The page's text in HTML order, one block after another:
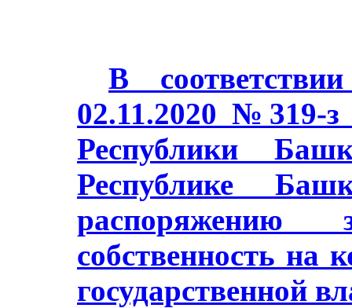
В
02.11.2020 №319-
Республики
Республике
распоряжению
собственность на
государственной